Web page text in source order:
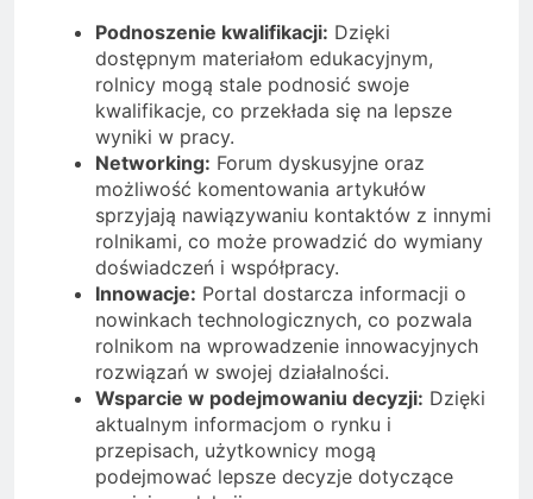
Podnoszenie kwalifikacji: Dzięki
dostępnym materiałom edukacyjnym,
rolnicy mogą stale podnosić swoje
kwalifikacje, co przekłada się na lepsze
wyniki w pracy.
Networking: Forum dyskusyjne oraz
możliwość komentowania artykułów
sprzyjają nawiązywaniu kontaktów z innymi
rolnikami, co może prowadzić do wymiany
doświadczeń i współpracy.
Innowacje: Portal dostarcza informacji o
nowinkach technologicznych, co pozwala
rolnikom na wprowadzenie innowacyjnych
rozwiązań w swojej działalności.
Wsparcie w podejmowaniu decyzji: Dzięki
aktualnym informacjom o rynku i
przepisach, użytkownicy mogą
podejmować lepsze decyzje dotyczące